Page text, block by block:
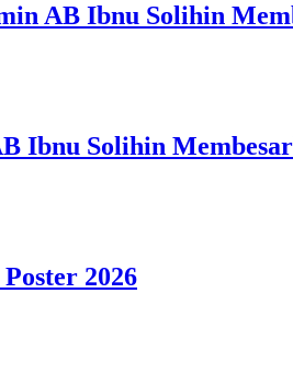
AB Ibnu Solihin
Ibnu Solihin
2026